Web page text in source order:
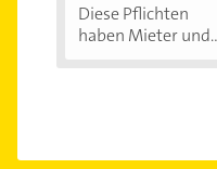
Diese Pflichten
haben Mieter